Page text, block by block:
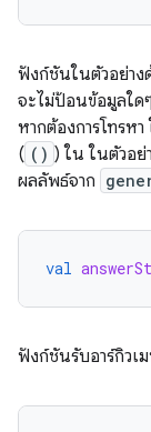
ฟังก์ชันในตัวอย่า
จะไม่ป้อนข้อมูลใด
หากต้องการโทรห
( () ) ใน ในตัวอย่
ผลลัพธ์จาก
val
ฟังก์ชันรับอาร์กิวเ